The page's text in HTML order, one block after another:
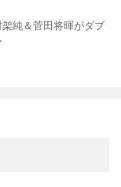
純＆菅田将暉がダブ